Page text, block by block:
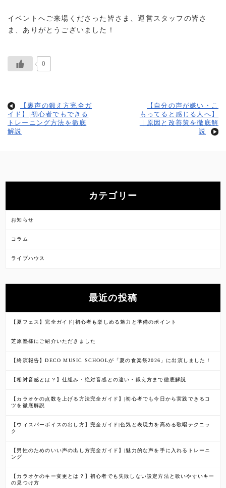
イベントへご来場くださった皆さま、運営スタッフの皆さ
ま、ありがとうございました！
0
【裏声の鍛え方完全ガ
イド】|初心者でもできる
トレーニング方法を徹底
解説
【自分の声が嫌い・こ
もってると感じる人へ】
｜原因と改善策を徹底解
説
カテゴリー
お知らせ
コラム
ライブハウス
最近の投稿
【夏フェス】完全ガイド|初心者も楽しめる魅力と準備のポイント
芝原塾様にご紹介いただきました
【終演報告】DECO MUSIC SCHOOLが「夏の食楽祭2026」に出演しました！
【相対音感とは？】仕組み・絶対音感との違い・鍛え方まで徹底解説
【カラオケの点数を上げる方法完全ガイド】|初心者でも今日から実践できるコ
ツを徹底解説
【ウィスパーボイスの出し方】完全ガイド|色気と表現力を高める歌唱テクニッ
ク
【男性のためのいい声の出し方完全ガイド】|魅力的な声を手に入れるトレーニ
ング
【カラオケのキー変更とは？】初心者でも失敗しない設定方法と歌いやすいキー
の見つけ方